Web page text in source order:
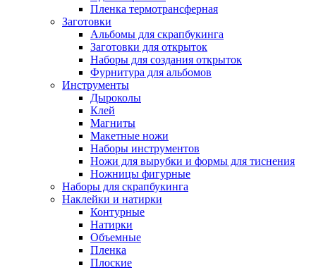
Пленка термотрансферная
Заготовки
Альбомы для скрапбукинга
Заготовки для открыток
Наборы для создания открыток
Фурнитура для альбомов
Инструменты
Дыроколы
Клей
Магниты
Макетные ножи
Наборы инструментов
Ножи для вырубки и формы для тиснения
Ножницы фигурные
Наборы для скрапбукинга
Наклейки и натирки
Контурные
Натирки
Объемные
Пленка
Плоские